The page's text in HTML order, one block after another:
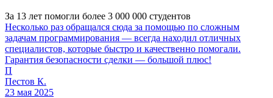
За 13 лет помогли более 3 000 000 студентов
Несколько раз обращался сюда за помощью по сложным
задачам программирования — всегда находил отличных
специалистов, которые быстро и качественно помогали.
Гарантия безопасности сделки — большой плюс!
П
Пестов К.
23 мая 2025